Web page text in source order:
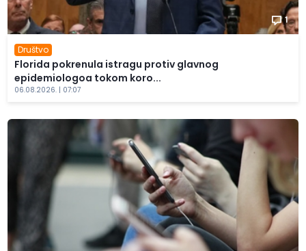
1
Društvo
Florida pokrenula istragu protiv glavnog
epidemiologoa tokom koro...
06.08.2026. | 07:07